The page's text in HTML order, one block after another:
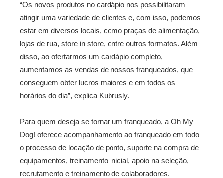
“Os novos produtos no cardápio nos possibilitaram
atingir uma variedade de clientes e, com isso, podemos
estar em diversos locais, como praças de alimentação,
lojas de rua, store in store, entre outros formatos. Além
disso, ao ofertarmos um cardápio completo,
aumentamos as vendas de nossos franqueados, que
conseguem obter lucros maiores e em todos os
horários do dia”, explica Kubrusly.
Para quem deseja se tornar um franqueado, a Oh My
Dog! oferece acompanhamento ao franqueado em todo
o processo de locação de ponto, suporte na compra de
equipamentos, treinamento inicial, apoio na seleção,
recrutamento e treinamento de colaboradores.